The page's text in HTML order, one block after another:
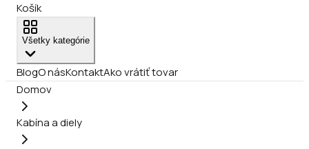
Košík
Všetky kategórie
BlogO násKontaktAko vrátiť tovar
Domov
Kabína a diely